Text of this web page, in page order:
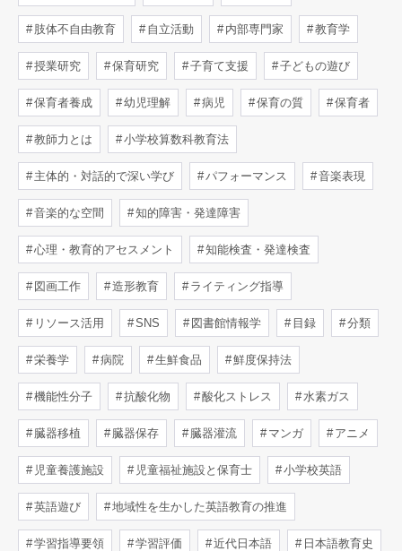
肢体不自由教育 自立活動 内部専門家 教育学
授業研究 保育研究 子育て支援 子どもの遊び
保育者養成 幼児理解 病児 保育の質 保育者
教師力とは 小学校算数科教育法
主体的・対話的で深い学び パフォーマンス 音楽表現
音楽的な空間 知的障害・発達障害
心理・教育的アセスメント 知能検査・発達検査
図画工作 造形教育 ライティング指導
リソース活用 SNS 図書館情報学 目録 分類
栄養学 病院 生鮮食品 鮮度保持法
機能性分子 抗酸化物 酸化ストレス 水素ガス
臓器移植 臓器保存 臓器灌流 マンガ アニメ
児童養護施設 児童福祉施設と保育士 小学校英語
英語遊び 地域性を生かした英語教育の推進
学習指導要領 学習評価 近代日本語 日本語教育史